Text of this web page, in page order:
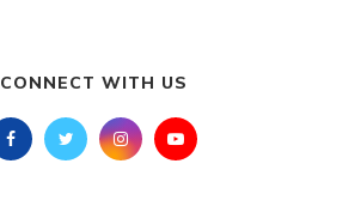
CONNECT WITH US